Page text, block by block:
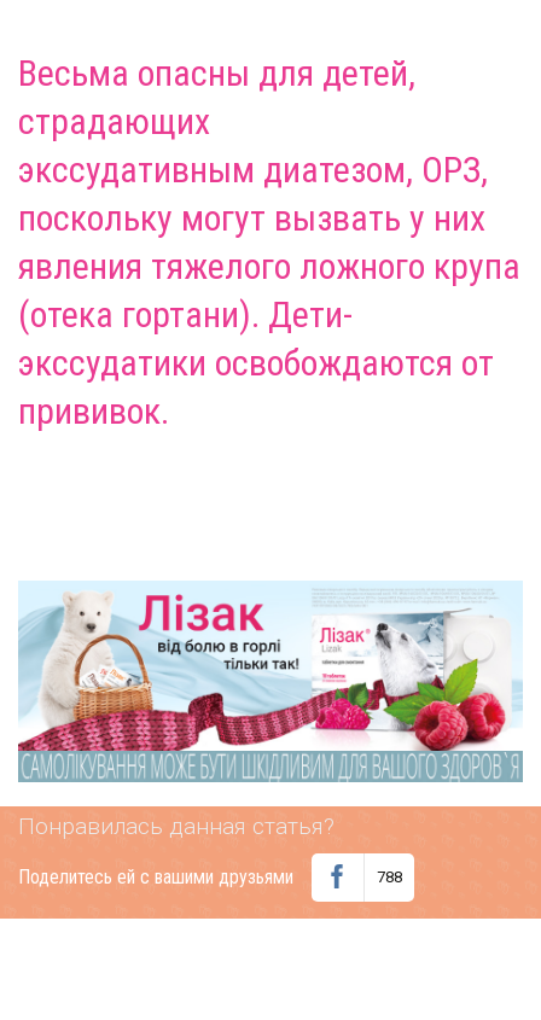
Весьма опасны для детей,
страдающих
экссудативным диатезом, ОРЗ,
поскольку могут вызвать у них
явления тяжелого ложного крупа
(отека гортани). Дети-
экссудатики освобождаются от
прививок.
Понравилась данная статья?
Поделитесь ей с вашими друзьями 788